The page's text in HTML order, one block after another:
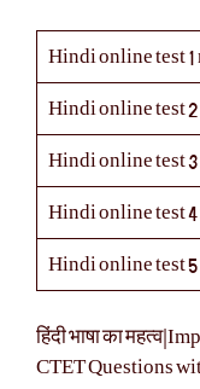
Hindi online test 1
Hindi online test 2
Hindi online test 3
Hindi online test 4
Hindi online test 5
हिंदी भाषा का
CTET Questions